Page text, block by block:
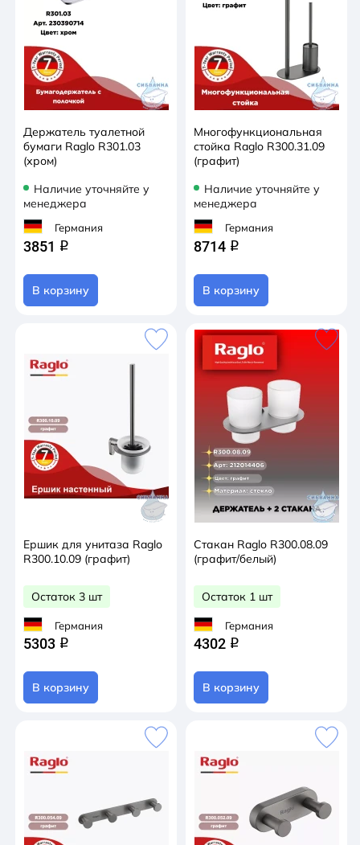
Держатель туалетной
бумаги Raglo R301.03
(хром)
Наличие уточняйте у
менеджера
Германия
3851 q
В корзину
Многофункциональная
стойка Raglo R300.31.09
(графит)
Наличие уточняйте у
менеджера
Германия
8714 q
В корзину
Ершик для унитаза Raglo
R300.10.09 (графит)
Остаток 3 шт
Германия
5303 q
В корзину
Стакан Raglo R300.08.09
(графит/белый)
Остаток 1 шт
Германия
4302 q
В корзину